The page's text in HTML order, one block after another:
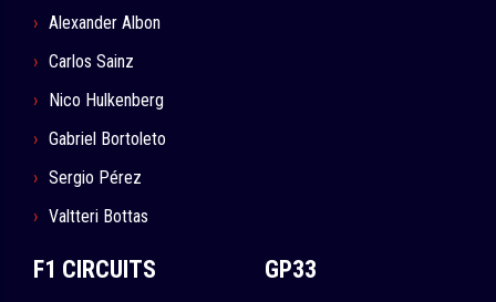
Alexander Albon
Carlos Sainz
Nico Hulkenberg
Gabriel Bortoleto
Sergio Pérez
Valtteri Bottas
F1 CIRCUITS GP33